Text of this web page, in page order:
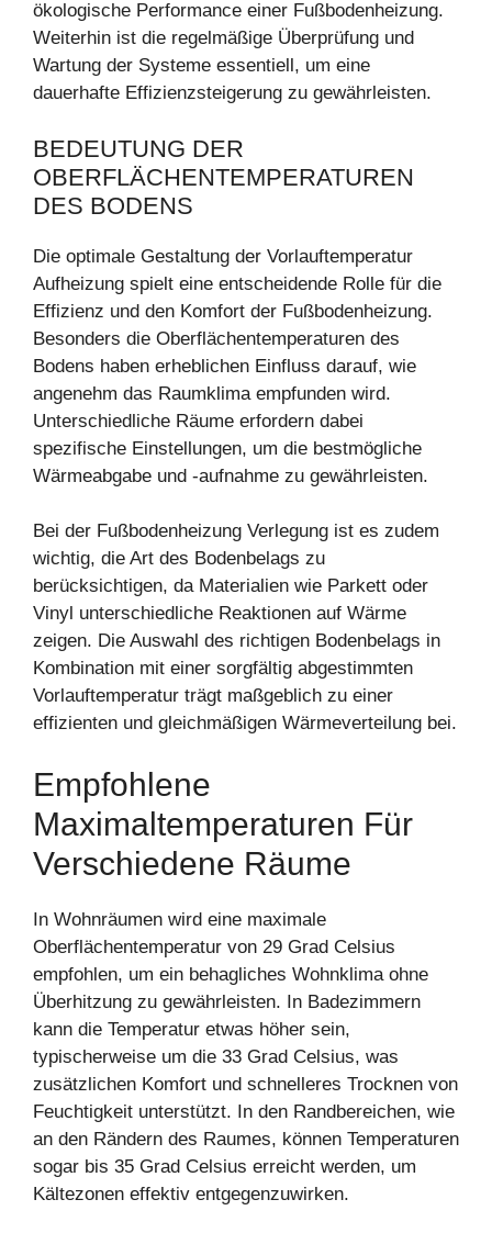
ökologische Performance einer Fußbodenheizung.
Weiterhin ist die regelmäßige Überprüfung und
Wartung der Systeme essentiell, um eine
dauerhafte Effizienzsteigerung zu gewährleisten.
BEDEUTUNG DER
OBERFLÄCHENTEMPERATUREN
DES BODENS
Die optimale Gestaltung der Vorlauftemperatur
Aufheizung spielt eine entscheidende Rolle für die
Effizienz und den Komfort der Fußbodenheizung.
Besonders die Oberflächentemperaturen des
Bodens haben erheblichen Einfluss darauf, wie
angenehm das Raumklima empfunden wird.
Unterschiedliche Räume erfordern dabei
spezifische Einstellungen, um die bestmögliche
Wärmeabgabe und -aufnahme zu gewährleisten.
Bei der Fußbodenheizung Verlegung ist es zudem
wichtig, die Art des Bodenbelags zu
berücksichtigen, da Materialien wie Parkett oder
Vinyl unterschiedliche Reaktionen auf Wärme
zeigen. Die Auswahl des richtigen Bodenbelags in
Kombination mit einer sorgfältig abgestimmten
Vorlauftemperatur trägt maßgeblich zu einer
effizienten und gleichmäßigen Wärmeverteilung bei.
Empfohlene
Maximaltemperaturen Für
Verschiedene Räume
In Wohnräumen wird eine maximale
Oberflächentemperatur von 29 Grad Celsius
empfohlen, um ein behagliches Wohnklima ohne
Überhitzung zu gewährleisten. In Badezimmern
kann die Temperatur etwas höher sein,
typischerweise um die 33 Grad Celsius, was
zusätzlichen Komfort und schnelleres Trocknen von
Feuchtigkeit unterstützt. In den Randbereichen, wie
an den Rändern des Raumes, können Temperaturen
sogar bis 35 Grad Celsius erreicht werden, um
Kältezonen effektiv entgegenzuwirken.